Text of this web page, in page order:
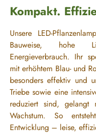
Kompakt.
Unsere LED-
Bauweise, hohe
Energieverbrauch. Ihr
mit erhöhtem Blau- und
besonders effektiv und
Triebe sowie eine
reduziert sind, gelangt
Wachstum. So
Entwicklung – leise,